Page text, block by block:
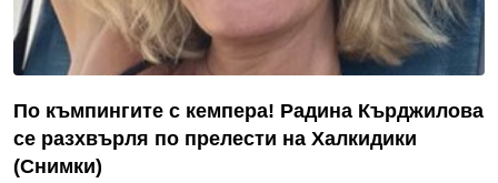
По къмпингите с кемпера! Радина Кърджилова
се разхвърля по прелести на Халкидики
(Снимки)